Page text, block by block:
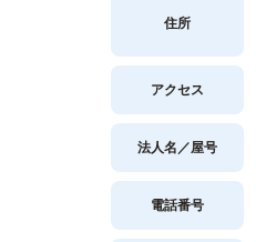
住所
アクセス
法人名／屋号
電話番号